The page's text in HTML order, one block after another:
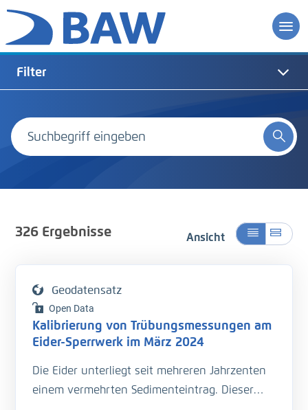
Filter
326Ergebnisse Ansicht
Geodatensatz
Open Data
Kalibrierung von Trübungsmessungen am
Eider-Sperrwerk im März 2024
Die Eider unterliegt seit mehreren Jahrzenten
einem vermehrten Sedimenteintrag. Dieser